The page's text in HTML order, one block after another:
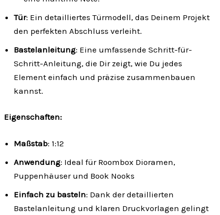
Tür: Ein detailliertes Türmodell, das Deinem Projekt
den perfekten Abschluss verleiht.
Bastelanleitung: Eine umfassende Schritt-für-
Schritt-Anleitung, die Dir zeigt, wie Du jedes
Element einfach und präzise zusammenbauen
kannst.
Eigenschaften:
Maßstab: 1:12
Anwendung: Ideal für Roombox Dioramen,
Puppenhäuser und Book Nooks
Einfach zu basteln: Dank der detaillierten
Bastelanleitung und klaren Druckvorlagen gelingt